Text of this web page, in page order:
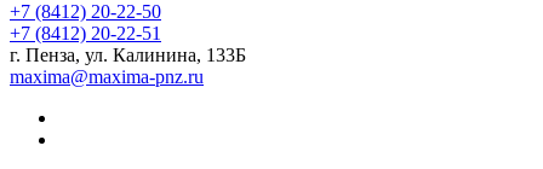
+7 (8412) 20-22-50
+7 (8412) 20-22-51
г. Пенза, ул. Калинина, 133Б
maxima@maxima-pnz.ru